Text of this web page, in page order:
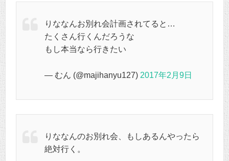
りななんお別れ会計画されてると…
たくさん行くんだろうな
もし本当なら行きたい
— むん (@majihanyu127) 2017年2月9日
りななんのお別れ会、もしあるんやったら
絶対行く。